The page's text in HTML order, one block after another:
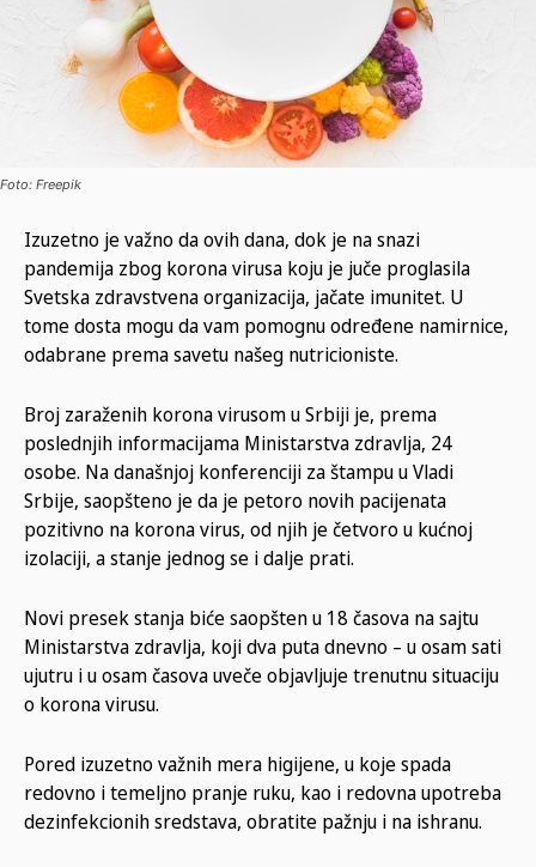
Foto: Freepik
Izuzetno je važno da ovih dana, dok je na snazi
pandemija zbog korona virusa koju je juče proglasila
Svetska zdravstvena organizacija, jačate imunitet. U
tome dosta mogu da vam pomognu određene namirnice,
odabrane prema savetu našeg nutricioniste.
Broj zaraženih korona virusom u Srbiji je, prema
poslednjih informacijama Ministarstva zdravlja, 24
osobe. Na današnjoj konferenciji za štampu u Vladi
Srbije, saopšteno je da je petoro novih pacijenata
pozitivno na korona virus, od njih je četvoro u kućnoj
izolaciji, a stanje jednog se i dalje prati.
Novi presek stanja biće saopšten u 18 časova na sajtu
Ministarstva zdravlja, koji dva puta dnevno – u osam sati
ujutru i u osam časova uveče objavljuje trenutnu situaciju
o korona virusu.
Pored izuzetno važnih mera higijene, u koje spada
redovno i temeljno pranje ruku, kao i redovna upotreba
dezinfekcionih sredstava, obratite pažnju i na ishranu.